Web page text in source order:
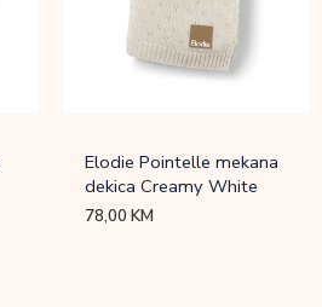
Elodie Pointelle mekana
dekica Creamy White
78,00KM